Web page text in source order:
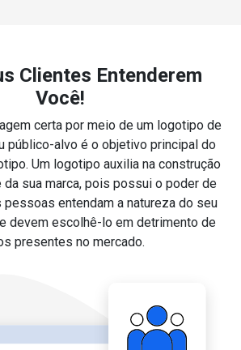
Clientes Entenderem
Você!
certa por meio de um logotipo de
público-alvo é o objetivo principal do
Um logotipo auxilia na construção
sua marca, pois possui o poder de
entendam a natureza do seu
devem escolhê-lo em detrimento de
presentes no mercado.